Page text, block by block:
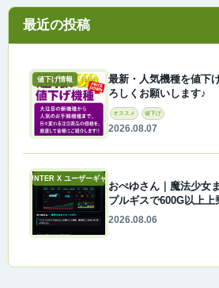
最近の投稿
値下げ情報
最新・人気機種を値下
ろしくお願いします♪
オススメ 値下げ
2026.08.07
A-COUNTER X ユーザーギャラリー
おぺゆさん｜魔法少
プルギスで600G以上上
2026.08.06